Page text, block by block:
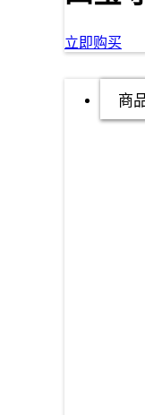
立即购买
商